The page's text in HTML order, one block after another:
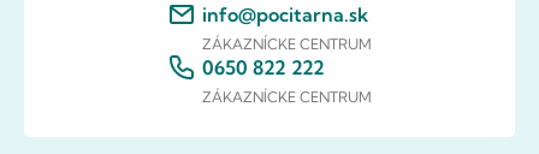
info@pocitarna.sk
ZÁKAZNÍCKE CENTRUM
0650 822 222
ZÁKAZNÍCKE CENTRUM